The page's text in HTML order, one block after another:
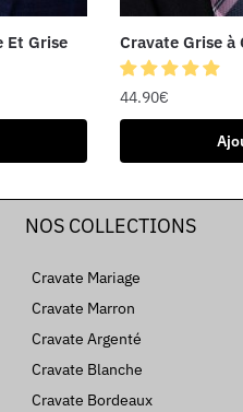
Et Grise Cravate Grise à
44.90€
NOS COLLECTIONS
Cravate Mariage
Cravate Marron
Cravate Argenté
Cravate Blanche
Cravate Bordeaux